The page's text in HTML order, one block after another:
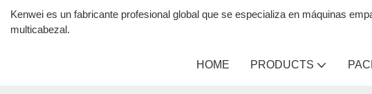
Kenwei es un fabricante profesional global que se especializa en máquinas
multicabezal.
HOME PRODUCTS